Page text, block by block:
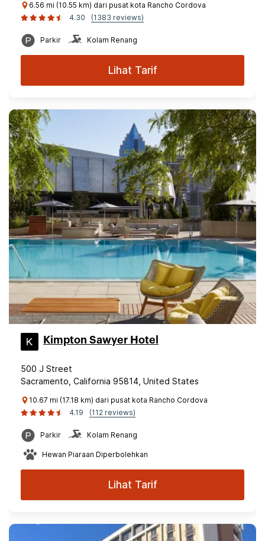
6.56 mi (10.55 km) dari pusat kota Rancho Cordova
4.30
(1383 reviews)
Parkir Kolam Renang
Lihat Tarif
Kimpton Sawyer Hotel
500 J Street
Sacramento, California 95814, United States
10.67 mi (17.18 km) dari pusat kota Rancho Cordova
4.19
(112 reviews)
Parkir Kolam Renang
Hewan Piaraan Diperbolehkan
Lihat Tarif